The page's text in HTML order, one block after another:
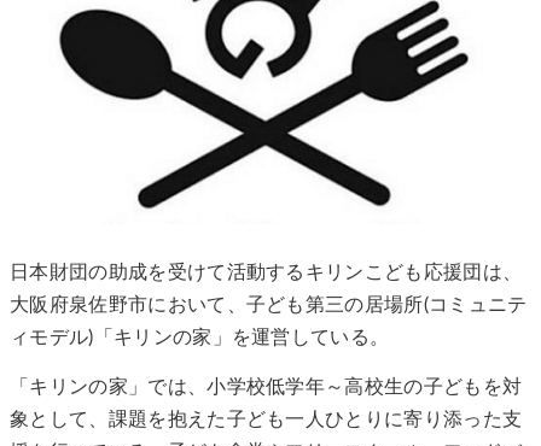
日本財団の助成を受けて活動するキリンこども応援団は、
大阪府泉佐野市において、子ども第三の居場所(コミュニテ
ィモデル)「キリンの家」を運営している。
「キリンの家」では、小学校低学年～高校生の子どもを対
象として、課題を抱えた子ども一人ひとりに寄り添った支